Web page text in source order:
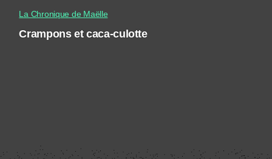
La Chronique de Maëlle
Crampons et caca-culotte